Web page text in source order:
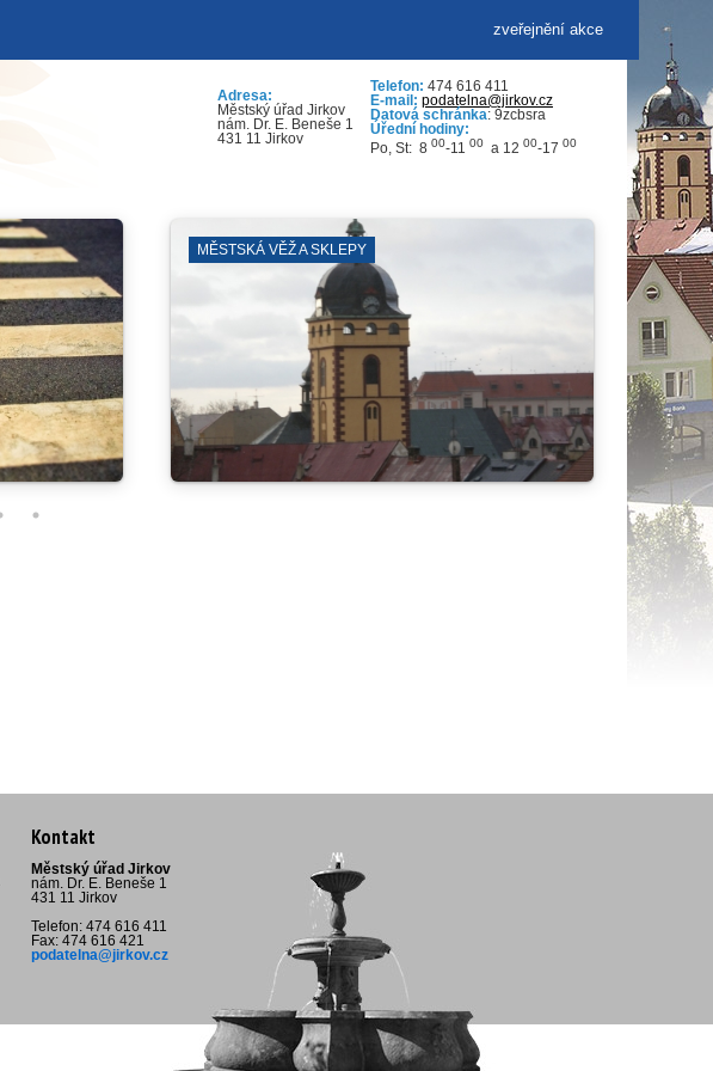
zveřejnění akce
Adresa:
Městský úřad Jirkov
nám. Dr. E. Beneše 1
431 11 Jirkov
Telefon: 474 616 411
E-mail: podatelna@jirkov.cz
Datová schránka: 9zcbsra
Úřední hodiny:
Po, St: 8 00-11 00 a 12 00-17 00
GALERIE
Kontakt
Městský úřad Jirkov
nám. Dr. E. Beneše 1
431 11 Jirkov
Telefon: 474 616 411
Fax: 474 616 421
podatelna@jirkov.cz